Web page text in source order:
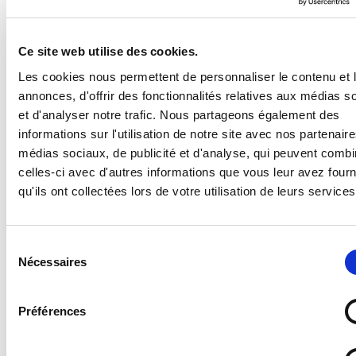
Ce site web utilise des cookies.
Les cookies nous permettent de personnaliser le contenu et
annonces, d'offrir des fonctionnalités relatives aux médias
et d'analyser notre trafic. Nous partageons également des
informations sur l'utilisation de notre site avec nos
médias sociaux, de publicité et d'analyse, qui peuvent
celles-ci avec d'autres informations que vous leur avez
qu'ils ont collectées lors de votre utilisation de leurs
Nécessaires
Préférences
BESOIN D'AIDE ?
Panneau Ce local est climatisé prière de fermer les
portes
Supports disponibles :
- Forex 2 mm (pvc expansé pour un panneau en
plastique standard, léger et résistant)
- PS Choc 1.5 mm (polystyrène rigide ultra résistant)
- Plexi 3 mm (plexiglas transparent)